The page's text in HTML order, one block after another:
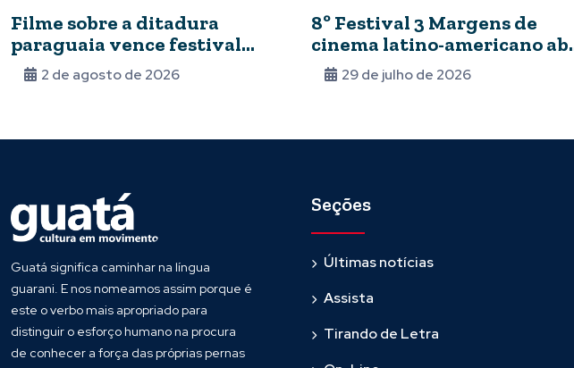
Filme sobre a ditadura
paraguaia vence festival
Bonito CineSur
2 de agosto de 2026
8º Festival 3 Margens de
cinema latino-americano
inscrições de filmes
29 de julho de 2026
Guatá significa caminhar na língua
guarani. E nos nomeamos assim porque é
este o verbo mais apropriado para
distinguir o esforço humano na procura
de conhecer a força das próprias pernas
Seções
Últimas notícias
Assista
Tirando de Letra